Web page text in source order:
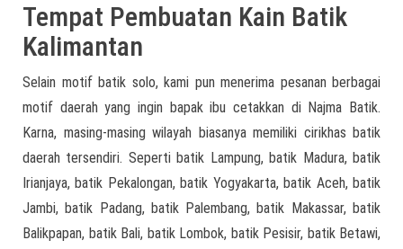
Tempat Pembuatan Kain Batik
Kalimantan
Selain motif batik solo, kami pun menerima pesanan berbagai
motif daerah yang ingin bapak ibu cetakkan di Najma Batik.
Karna, masing-masing wilayah biasanya memiliki cirikhas batik
daerah tersendiri. Seperti batik Lampung, batik Madura, batik
Irianjaya, batik Pekalongan, batik Yogyakarta, batik Aceh, batik
Jambi, batik Padang, batik Palembang, batik Makassar, batik
Balikpapan, batik Bali, batik Lombok, batik Pesisir, batik Betawi,